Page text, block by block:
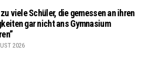
viele Schüler, die gemessen an ihren
gar nicht ans Gymnasium
2026